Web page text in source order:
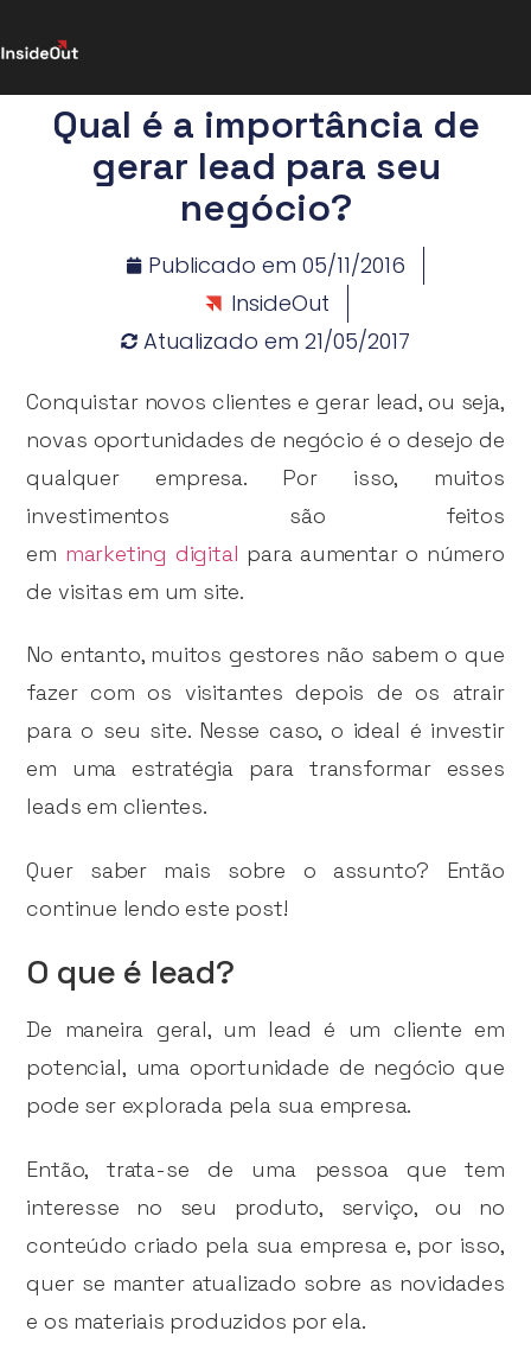
Qual é a importância de
gerar lead para seu
negócio?
Publicado em 05/11/2016
InsideOut
Atualizado em 21/05/2017
Conquistar novos clientes e gerar lead, ou seja,
novas oportunidades de negócio é o desejo de
qualquer empresa. Por isso, muitos
investimentos são feitos
em marketing digital para aumentar o número
de visitas em um site.
No entanto, muitos gestores não sabem o que
fazer com os visitantes depois de os atrair
para o seu site. Nesse caso, o ideal é investir
em uma estratégia para transformar esses
leads em clientes.
Quer saber mais sobre o assunto? Então
continue lendo este post!
O que é lead?
De maneira geral, um lead é um cliente em
potencial, uma oportunidade de negócio que
pode ser explorada pela sua empresa.
Então, trata-se de uma pessoa que tem
interesse no seu produto, serviço, ou no
conteúdo criado pela sua empresa e, por isso,
quer se manter atualizado sobre as novidades
e os materiais produzidos por ela.